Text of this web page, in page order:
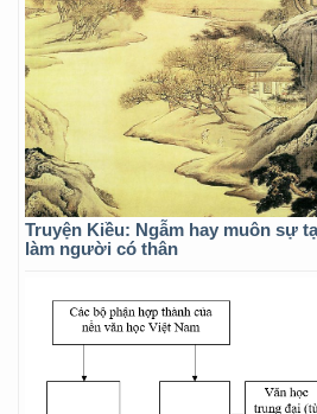
Truyện Kiều: Ngẫm hay muôn sự
làm người có thân